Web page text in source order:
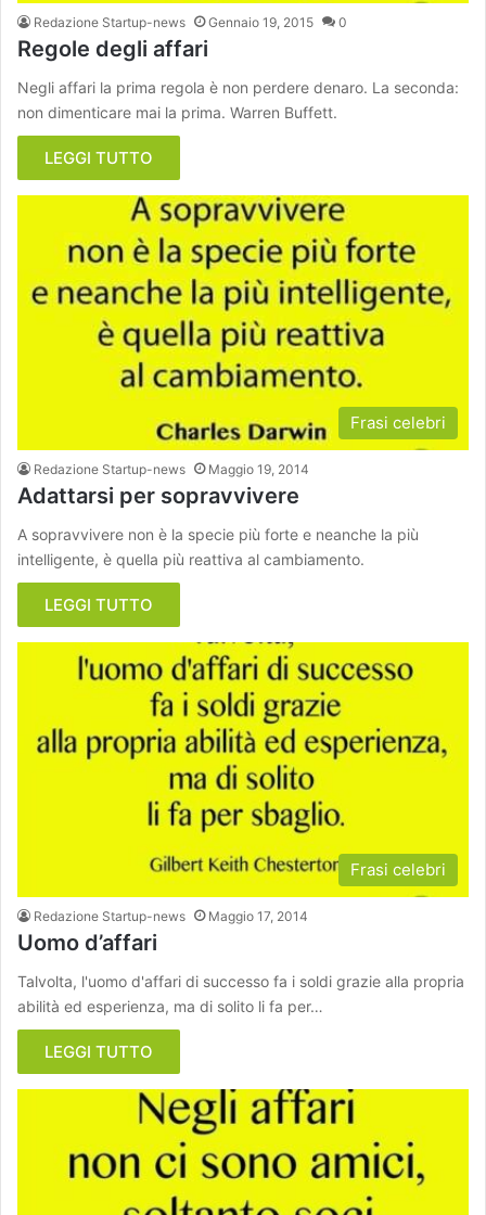
Redazione Startup-news Gennaio 19, 2015 0
Regole degli affari
Negli affari la prima regola è non perdere denaro. La seconda:
non dimenticare mai la prima. Warren Buffett.
LEGGI TUTTO
Frasi celebri
Redazione Startup-news Maggio 19, 2014
Adattarsi per sopravvivere
A sopravvivere non è la specie più forte e neanche la più
intelligente, è quella più reattiva al cambiamento.
LEGGI TUTTO
Frasi celebri
Redazione Startup-news Maggio 17, 2014
Uomo d’affari
Talvolta, l'uomo d'affari di successo fa i soldi grazie alla propria
abilità ed esperienza, ma di solito li fa per…
LEGGI TUTTO